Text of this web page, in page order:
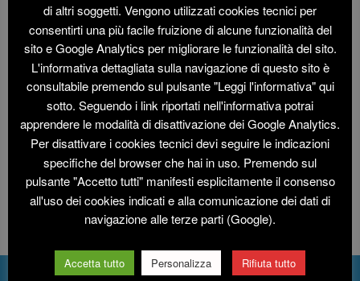
Comuni coinvolti
27
1952k
Km percorsi
di altri soggetti. Vengono utilizzati cookies tecnici per
consentirti una più facile fruizione di alcune funzionalità del
sito e Google Analytics per migliorare le funzionalità del sito.
L'informativa dettagliata sulla navigazione di questo sito è
consultabile premendo sul pulsante "Leggi l'informativa" qui
sotto. Seguendo i link riportati nell'informativa potrai
apprendere le modalità di disattivazione dei Google Analytics.
Per disattivare i cookies tecnici devi seguire le indicazioni
specifiche del browser che hai in uso. Premendo sul
pulsante "Accetto tutti" manifesti esplicitamente il consenso
all'uso dei cookies indicati e alla comunicazione dei dati di
navigazione alle terze parti (Google).
Accetta tutto Personalizza Rifiuta tutto